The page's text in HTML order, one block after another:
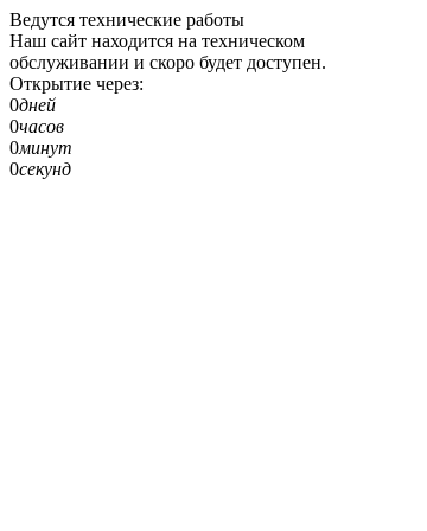
Ведутся технические работы
Наш сайт находится на техническом
обслуживании и скоро будет доступен.
Открытие через:
0дней
0часов
0минут
0секунд